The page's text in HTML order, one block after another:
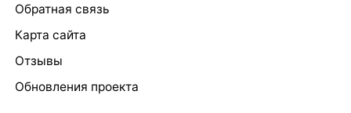
Обратная связь
Карта сайта
Отзывы
Обновления проекта